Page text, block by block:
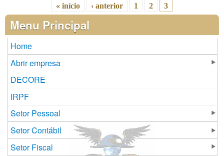
Páginas
« início ‹ anterior 1 2 3
Menu Principal
Home
Abrir empresa
DECORE
IRPF
Setor Pessoal
Setor Contábil
Setor Fiscal